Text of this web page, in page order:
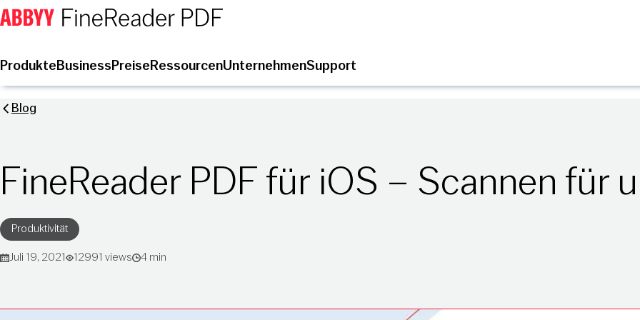
ProdukteBusinessPreiseRessourcenUnternehmenSupport
Blog
FineReader PDF für iOS – Scannen für
Produktivität
Juli 19, 2021 12991 views 4 min